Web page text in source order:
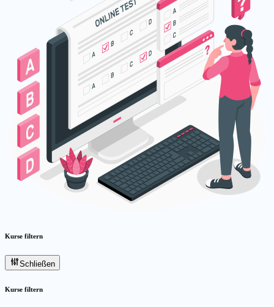
Kurse filtern
Schließen
Kurse filtern